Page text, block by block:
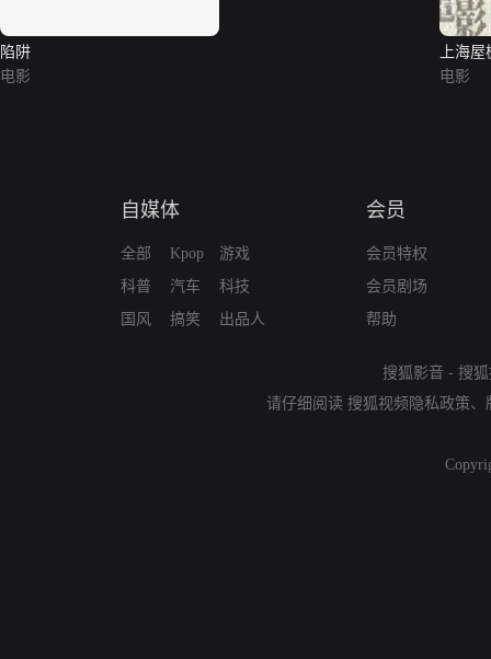
陷阱
电影
上海
电影
自媒体
全部
科普
国风
Kpop
汽车
搞笑
游戏
科技
出品人
会员
会员特权
会员剧场
帮助
搜狐影音 - 搜
请仔细阅读 搜狐视频隐私政策、